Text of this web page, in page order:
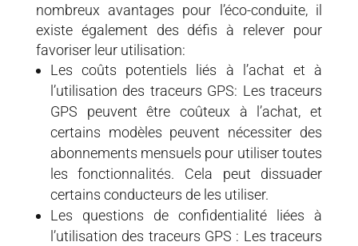
nombreux avantages pour l’éco-conduite, il
existe également des défis à relever pour
favoriser leur utilisation:
Les coûts potentiels liés à l’achat et à
l’utilisation des traceurs GPS: Les traceurs
GPS peuvent être coûteux à l’achat, et
certains modèles peuvent nécessiter des
abonnements mensuels pour utiliser toutes
les fonctionnalités. Cela peut dissuader
certains conducteurs de les utiliser.
Les questions de confidentialité liées à
l’utilisation des traceurs GPS : Les traceurs